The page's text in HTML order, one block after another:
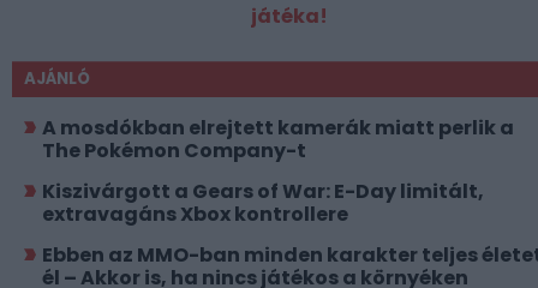
játéka!
AJÁNLÓ
A mosdókban elrejtett kamerák miatt perlik a
The Pokémon Company-t
Kiszivárgott a Gears of War: E-Day limitált,
extravagáns Xbox kontrollere
Ebben az MMO-ban minden karakter teljes
él – Akkor is, ha nincs játékos a környéken